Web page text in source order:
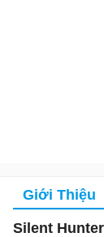
Giới Thiệu
Silent